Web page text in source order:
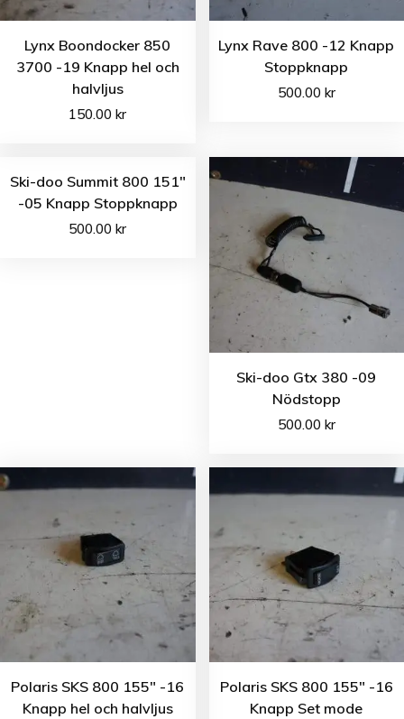
Lynx Boondocker 850
3700 -19 Knapp hel och
halvljus
150.00kr
Lynx Rave 800 -12 Knapp
Stoppknapp
500.00 kr
Ski-doo Summit 800 151″
-05 Knapp Stoppknapp
500.00kr
Ski-doo Gtx 380 -09
Nödstopp
500.00 kr
Polaris SKS 800 155″ -16
Knapp hel och halvljus
Polaris SKS 800 155″ -16
Knapp Set mode